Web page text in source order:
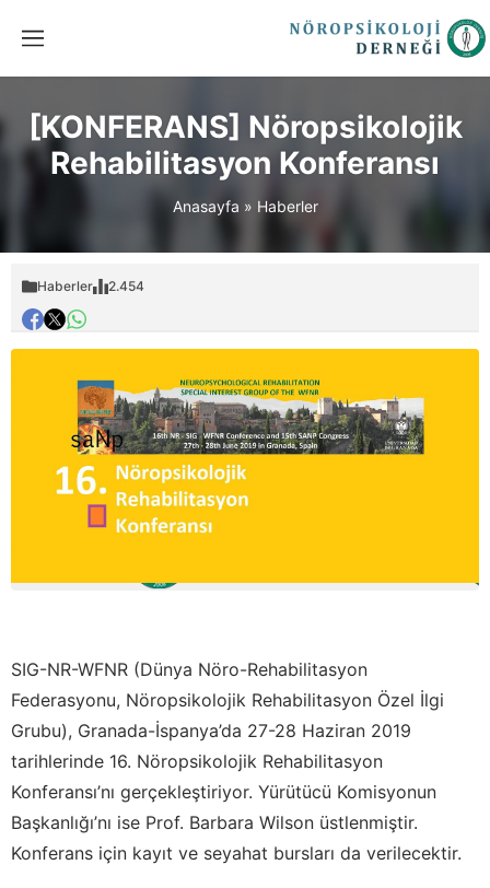
[KONFERANS] Nöropsikolojik
Rehabilitasyon Konferansı
Anasayfa » Haberler
Haberler 2.454
SIG-NR-WFNR (Dünya Nöro-Rehabilitasyon
Federasyonu, Nöropsikolojik Rehabilitasyon Özel İlgi
Grubu), Granada-İspanya’da 27-28 Haziran 2019
tarihlerinde 16. Nöropsikolojik Rehabilitasyon
Konferansı’nı gerçekleştiriyor. Yürütücü Komisyonun
Başkanlığı’nı ise Prof. Barbara Wilson üstlenmiştir.
Konferans için kayıt ve seyahat bursları da verilecektir.